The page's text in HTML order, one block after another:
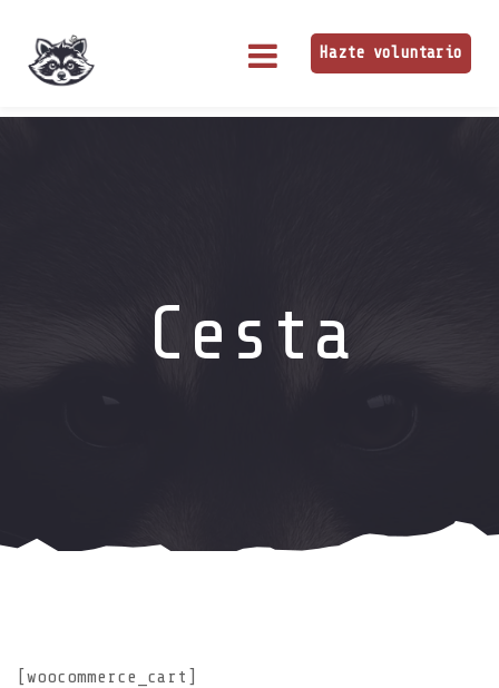
Hazte voluntario
Cesta
[woocommerce_cart]